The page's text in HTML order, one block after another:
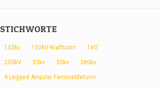
STICHWORTE
132kv 132kV-Kraftturm 160'
230kV 33kv 35kv 380kv
4 Legged Angular Fernmeldeturm